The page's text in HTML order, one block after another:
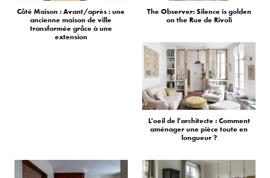
Côté Maison : Avant/après : une
ancienne maison de ville
transformée grâce à une
extension
The Observer: Silence is golden
on the Rue de Rivoli
L'oeil de l'architecte : Comment
aménager une pièce toute en
longueur ?